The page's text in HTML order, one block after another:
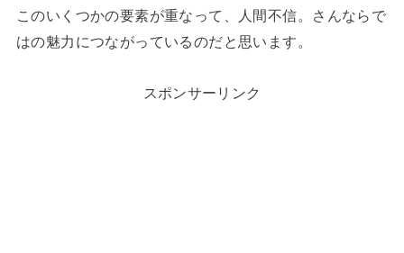
このいくつかの要素が重なって、人間不信。さんならで
はの魅力につながっているのだと思います。
スポンサーリンク